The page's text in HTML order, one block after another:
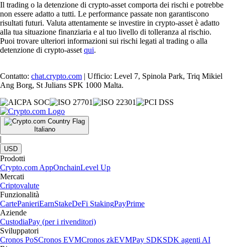
Il trading o la detenzione di crypto-asset comporta dei rischi e potrebbe
non essere adatto a tutti. Le performance passate non garantiscono
risultati futuri. Valuta attentamente se investire in crypto-asset è adatto
alla tua situazione finanziaria e al tuo livello di tolleranza al rischio.
Puoi trovare ulteriori informazioni sui rischi legati al trading o alla
detenzione di crypto-asset qui.
Contatto: chat.crypto.com | Ufficio: Level 7, Spinola Park, Triq Mikiel
Ang Borg, St Julians SPK 1000 Malta.
Italiano
|
USD
Prodotti
Crypto.com AppOnchainLevel Up
Mercati
Criptovalute
Funzionalità
CartePanieriEarnStakeDeFi StakingPayPrime
Aziende
CustodiaPay (per i rivenditori)
Sviluppatori
Cronos PoSCronos EVMCronos zkEVMPay SDKSDK agenti AI